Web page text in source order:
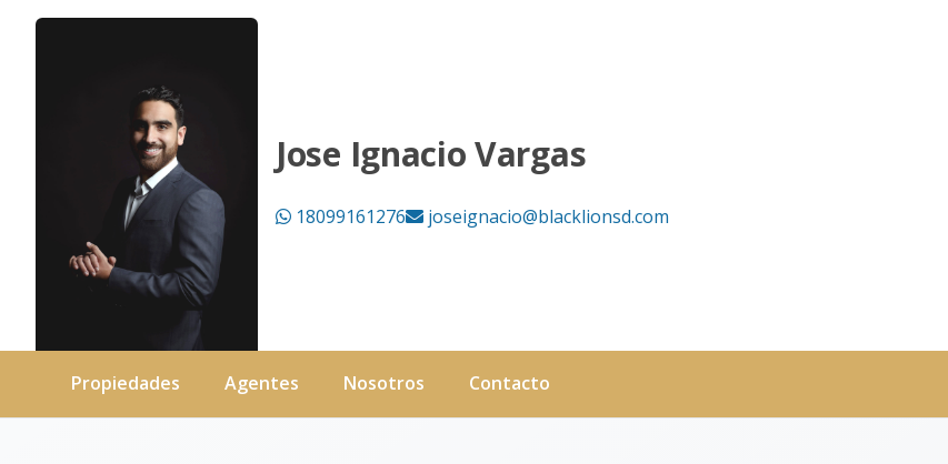
Jose Ignacio Vargas
18099161276 joseignacio@blacklionsd.com
Propiedades Agentes Nosotros Contacto
Página no encontrada - Black Lion Properties